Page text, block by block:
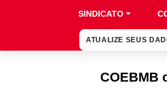
SINDICATO
ATUALIZE SEUS
COEBMB